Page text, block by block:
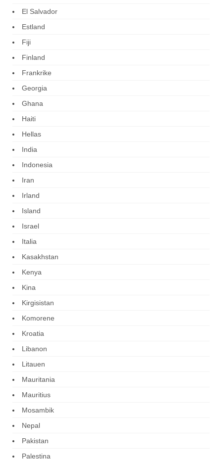
El Salvador
Estland
Fiji
Finland
Frankrike
Georgia
Ghana
Haiti
Hellas
India
Indonesia
Iran
Irland
Island
Israel
Italia
Kasakhstan
Kenya
Kina
Kirgisistan
Komorene
Kroatia
Libanon
Litauen
Mauritania
Mauritius
Mosambik
Nepal
Pakistan
Palestina